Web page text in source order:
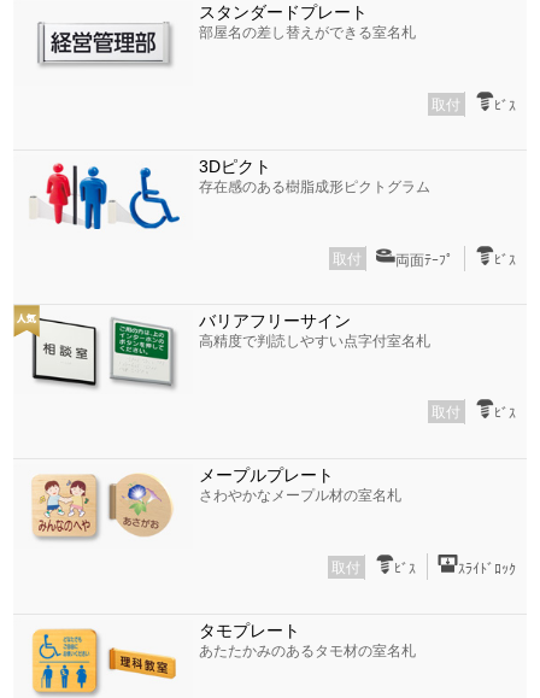
スタンダードプレート
部屋名の差し替えができる室名札
取付 ﾋﾞｽ
3Dピクト
存在感のある樹脂成形ピクトグラム
取付 両面ﾃｰﾌﾟ ﾋﾞｽ
バリアフリーサイン
高精度で判読しやすい点字付室名札
取付 ﾋﾞｽ
メープルプレート
さわやかなメープル材の室名札
取付 ﾋﾞｽ ｽﾗｲﾄﾞﾛｯｸ
タモプレート
あたたかみのあるタモ材の室名札